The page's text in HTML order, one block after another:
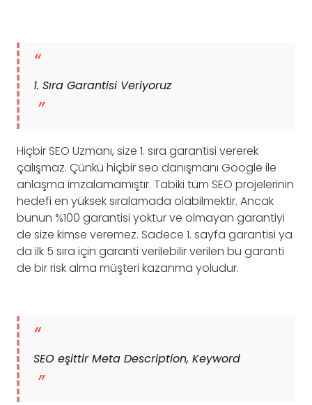
1. Sıra Garantisi Veriyoruz
Hiçbir SEO Uzmanı, size 1. sıra garantisi vererek
çalışmaz. Çünkü hiçbir seo danışmanı Google ile
anlaşma imzalamamıştır. Tabiki tüm SEO projelerinin
hedefi en yüksek sıralamada olabilmektir. Ancak
bunun %100 garantisi yoktur ve olmayan garantiyi
de size kimse veremez. Sadece 1. sayfa garantisi ya
da ilk 5 sıra için garanti verilebilir verilen bu garanti
de bir risk alma müşteri kazanma yoludur.
SEO eşittir Meta Description, Keyword